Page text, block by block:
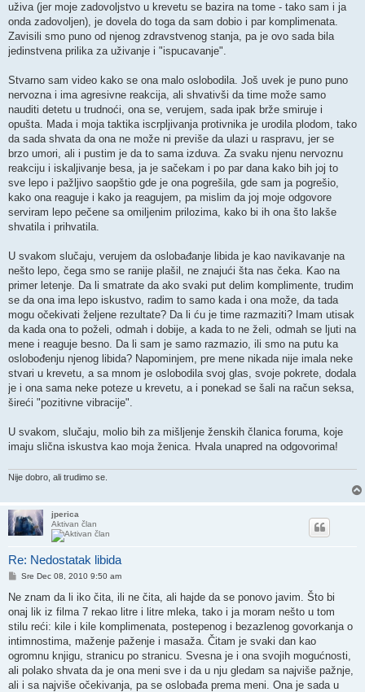
uživa (jer moje zadovoljstvo u krevetu se bazira na tome - tako sam i ja
onda zadovoljen), je dovela do toga da sam dobio i par komplimenata.
Zavisili smo puno od njenog zdravstvenog stanja, pa je ovo sada bila
jedinstvena prilika za uživanje i "ispucavanje".
Stvarno sam video kako se ona malo oslobodila. Još uvek je puno puno
nervozna i ima agresivne reakcija, ali shvativši da time može samo
nauditi detetu u trudnoći, ona se, verujem, sada ipak brže smiruje i
opušta. Mada i moja taktika iscrpljivanja protivnika je urodila plodom, tako
da sada shvata da ona ne može ni previše da ulazi u raspravu, jer se
brzo umori, ali i pustim je da to sama izduva. Za svaku njenu nervoznu
reakciju i iskaljivanje besa, ja je sačekam i po par dana kako bih joj to
sve lepo i pažljivo saopštio gde je ona pogrešila, gde sam ja pogrešio,
kako ona reaguje i kako ja reagujem, pa mislim da joj moje odgovore
serviram lepo pečene sa omiljenim prilozima, kako bi ih ona što lakše
shvatila i prihvatila.
U svakom slučaju, verujem da oslobađanje libida je kao navikavanje na
nešto lepo, čega smo se ranije plašil, ne znajući šta nas čeka. Kao na
primer letenje. Da li smatrate da ako svaki put delim komplimente, trudim
se da ona ima lepo iskustvo, radim to samo kada i ona može, da tada
mogu očekivati željene rezultate? Da li ću je time razmaziti? Imam utisak
da kada ona to poželi, odmah i dobije, a kada to ne želi, odmah se ljuti na
mene i reaguje besno. Da li sam je samo razmazio, ili smo na putu ka
oslobođenju njenog libida? Napominjem, pre mene nikada nije imala neke
stvari u krevetu, a sa mnom je oslobodila svoj glas, svoje pokrete, dodala
je i ona sama neke poteze u krevetu, a i ponekad se šali na račun seksa,
šireći "pozitivne vibracije".
U svakom, slučaju, molio bih za mišljenje ženskih članica foruma, koje
imaju slična iskustva kao moja ženica. Hvala unapred na odgovorima!
Nije dobro, ali trudimo se.
jperica
Aktivan član
Re: Nedostatak libida
Post
Sre Dec 08, 2010 9:50 am
Ne znam da li iko čita, ili ne čita, ali hajde da se ponovo javim. Što bi
onaj lik iz filma 7 rekao litre i litre mleka, tako i ja moram nešto u tom
stilu reći: kile i kile komplimenata, postepenog i bezazlenog govorkanja o
intimnostima, maženje paženje i masaža. Čitam je svaki dan kao
ogromnu knjigu, stranicu po stranicu. Svesna je i ona svojih mogućnosti,
ali polako shvata da je ona meni sve i da u nju gledam sa najviše pažnje,
ali i sa najviše očekivanja, pa se oslobađa prema meni. Ona je sada u